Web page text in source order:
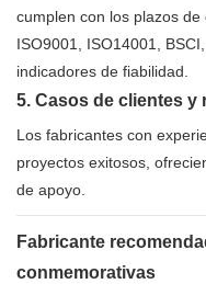
cumplen con los plazos
ISO9001, ISO14001,
indicadores de fiabilidad.
5. Casos de clientes y
Los fabricantes con
proyectos exitosos,
de apoyo.
Fabricante
conmemorativas